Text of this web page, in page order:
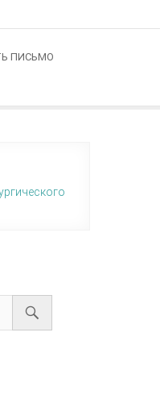
ПИСЬМО